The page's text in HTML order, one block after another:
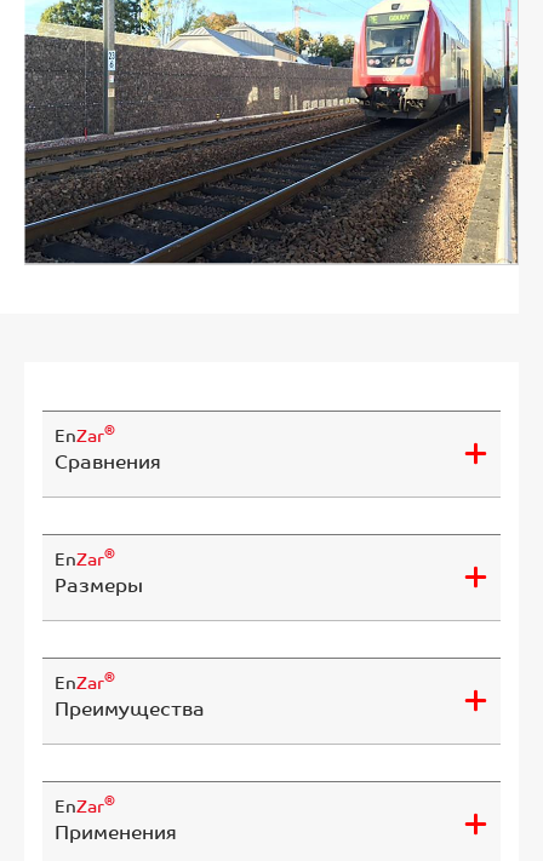
EnZar®
Сравнения
EnZar®
Размеры
EnZar®
Преимущества
EnZar®
Применения